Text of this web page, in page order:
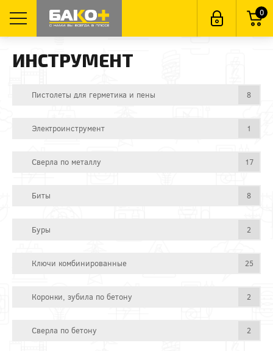
0
ИНСТРУМЕНТ
Пистолеты для герметика и пены 8
Электроинструмент 1
Сверла по металлу 17
Биты 8
Буры 2
Ключи комбинированные 25
Коронки, зубила по бетону 2
Сверла по бетону 2